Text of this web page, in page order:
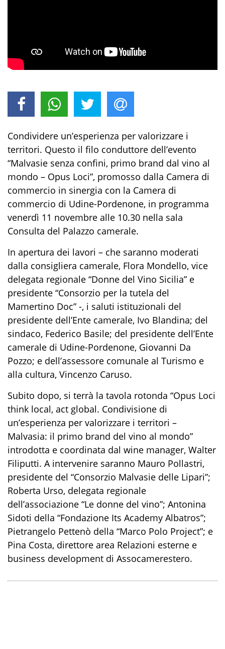
Condividere un’esperienza per valorizzare i
territori. Questo il filo conduttore dell’evento
“Malvasie senza confini, primo brand dal vino al
mondo – Opus Loci”, promosso dalla Camera di
commercio in sinergia con la Camera di
commercio di Udine-Pordenone, in programma
venerdì 11 novembre alle 10.30 nella sala
Consulta del Palazzo camerale.
In apertura dei lavori – che saranno moderati
dalla consigliera camerale, Flora Mondello, vice
delegata regionale “Donne del Vino Sicilia” e
presidente “Consorzio per la tutela del
Mamertino Doc” -, i saluti istituzionali del
presidente dell’Ente camerale, Ivo Blandina; del
sindaco, Federico Basile; del presidente dell’Ente
camerale di Udine-Pordenone, Giovanni Da
Pozzo; e dell’assessore comunale al Turismo e
alla cultura, Vincenzo Caruso.
Subito dopo, si terrà la tavola rotonda “Opus Loci
think local, act global. Condivisione di
un’esperienza per valorizzare i territori –
Malvasia: il primo brand del vino al mondo”
introdotta e coordinata dal wine manager, Walter
Filiputti. A intervenire saranno Mauro Pollastri,
presidente del “Consorzio Malvasie delle Lipari”;
Roberta Urso, delegata regionale
dell’associazione “Le donne del vino”; Antonina
Sidoti della “Fondazione Its Academy Albatros”;
Pietrangelo Pettenò della “Marco Polo Project”; e
Pina Costa, direttore area Relazioni esterne e
business development di Assocamerestero.